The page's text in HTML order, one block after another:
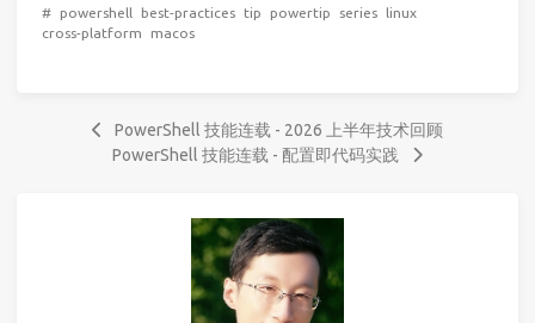
# powershell best-practices tip powertip series
linux
cross-platform
macos
PowerShell 技能连载 - 2026 上半年技术回顾
PowerShell 技能连载 - 配置即代码实践